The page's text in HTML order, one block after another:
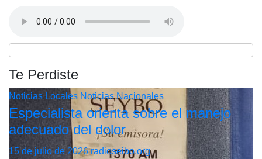
Te Perdiste
Noticias Locales Noticias Nacionales
Especialista orienta sobre el manejo
adecuado del dolor
15 de julio de 2026radioseibo.org